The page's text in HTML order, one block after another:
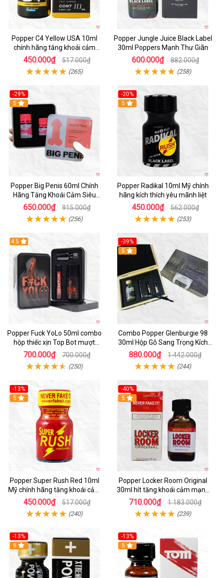
Popper C4 Yellow USA 10ml
chính hãng tăng khoái cảm
mạnh mẽ
450.000₫ 517.000₫
(265)
Popper Jungle Juice Black Label
30ml Poppers Mạnh Thư Giãn
600.000₫ 882.000₫
(258)
-29%
5
Popper Big Penis 60ml Chính
Hãng Tăng Khoái Cảm Siêu
Mạnh Cho Top Bot
650.000₫ 915.000₫
(256)
-20%
5
Popper Radikal 10ml Mỹ chính
hãng kích thích yêu mãnh liệt
450.000₫ 562.000₫
(253)
4.5
Popper Fuck YoLo 50ml combo
hộp thiếc xịn Top Bot mượt
nhanh
700.000₫ 700.000₫
(250)
-39%
5
Combo Popper Glenburgie 98
30ml Hộp Gỗ Sang Trọng Kích
Thích Mạnh
880.000₫ 1.442.000₫
(244)
-13%
Hot
5
Popper Super Rush Red 10ml
Mỹ chính hãng tăng khoái cảm
nhanh
450.000₫ 517.000₫
(240)
-40%
5
Popper Locker Room Original
30ml hít tăng khoái cảm mạnh
mẽ chính hãng
710.000₫ 1.183.000₫
(239)
-13%
Hot
5
-13%
5